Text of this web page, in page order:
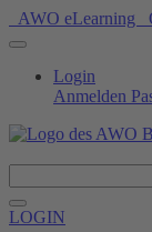
AWO eLearning
Login
Anmelden
LOGIN